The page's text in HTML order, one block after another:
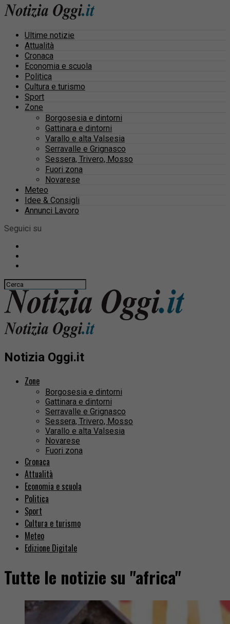
Ultime notizie
Attualità
Cronaca
Economia e scuola
Politica
Cultura e turismo
Sport
Zone
Borgosesia e dintorni
Gattinara e dintorni
Varallo e alta Valsesia
Serravalle e Grignasco
Sessera, Trivero, Mosso
Fuori zona
Novarese
Meteo
Idee & Consigli
Annunci Lavoro
Seguici su
Notizia Oggi.it
Zone
Borgosesia e dintorni
Gattinara e dintorni
Serravalle e Grignasco
Sessera, Trivero, Mosso
Varallo e alta Valsesia
Novarese
Fuori zona
Cronaca
Attualità
Economia e scuola
Politica
Sport
Cultura e turismo
Meteo
Edizione Digitale
Tutte le notizie su "africa"